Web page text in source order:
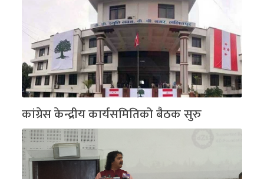
कांग्रेस केन्द्रीय कार्यसमितिको बैठक सुरु